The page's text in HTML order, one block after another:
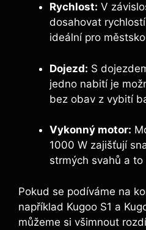
Rychlost: V
dosahovat
ideální pro
Dojezd: S
jedno nabití je
bez obav z vybití
Vykonný motor:
1000 W zajišťují
strmých svahů a
Pokud se podíváme na
například Kugoo S1 a
můžeme si všimnout